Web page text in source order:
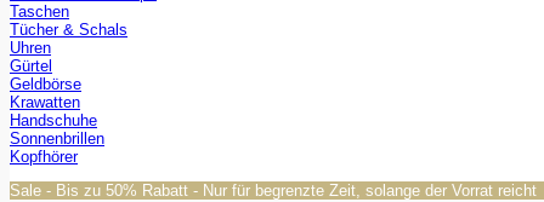
Taschen
Tücher & Schals
Uhren
Gürtel
Geldbörse
Krawatten
Handschuhe
Sonnenbrillen
Kopfhörer
Sale - Bis zu 50% Rabatt - Nur für begrenzte Zeit, solange der Vorrat reicht